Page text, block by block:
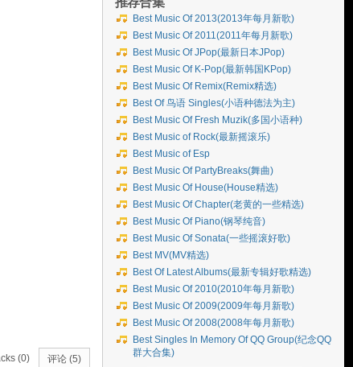
评论 (5)
(0)
Best Music Of 2013(2013年每月新歌)
Best Music Of 2011(2011年每月新歌)
Best Music Of JPop(最新日本JPop)
Best Music Of K-Pop(最新韩国KPop)
Best Music Of Remix(Remix精选)
Best Of 鸟语 Singles(小语种德法为主)
Best Music Of Fresh Muzik(多国小语种)
Best Music of Rock(最新摇滚乐)
Best Music of Esp
Best Music Of PartyBreaks(舞曲)
Best Music Of House(House精选)
Best Music Of Chapter(老黄的一些精选)
Best Music Of Piano(钢琴纯音)
Best Music Of Sonata(一些摇滚好歌)
Best MV(MV精选)
Best Of Latest Albums(最新专辑好歌精选)
Best Music Of 2010(2010年每月新歌)
Best Music Of 2009(2009年每月新歌)
Best Music Of 2008(2008年每月新歌)
Best Singles In Memory Of QQ Group(纪念QQ
群大合集)